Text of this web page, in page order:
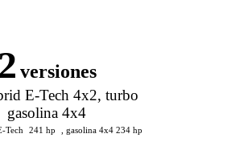
2 versiones
E-Tech 4x2, turbo
gasolina 4x4
Tech 241 hp , gasolina 4x4 234 hp